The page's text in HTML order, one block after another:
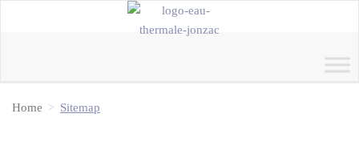
Home Sitemap